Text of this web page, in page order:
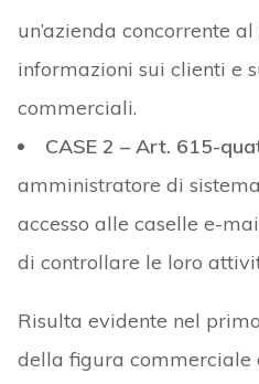
un’azienda concorrente
informazioni sui clienti e
commerciali.
CASE 2 – Art. 615-
amministratore di
accesso alle caselle e-
di controllare le loro
Risulta evidente nel
della figura commerciale